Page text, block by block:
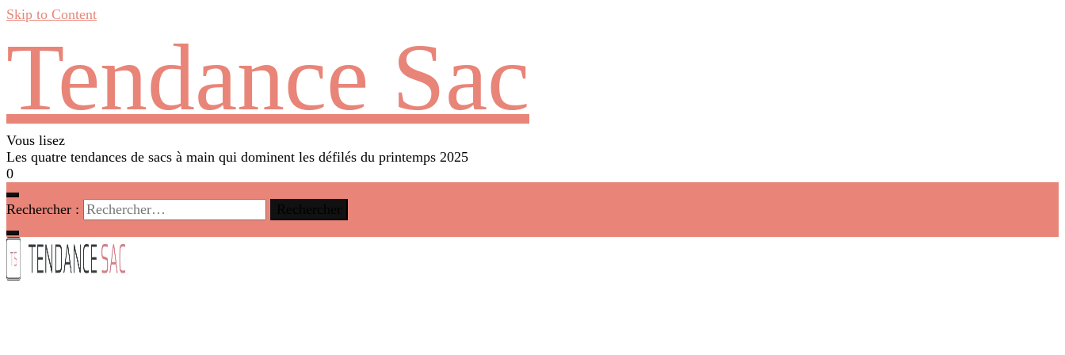
Skip to Content
Tendance Sac
Vous lisez
Les quatre tendances de sacs à main qui dominent les défilés du printemps 2025
0
Rechercher :